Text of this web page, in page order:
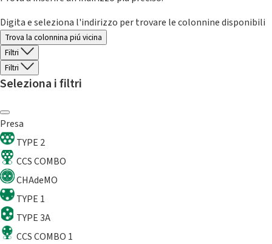
Digita e seleziona l'indirizzo per trovare le colonnine disponibili
Trova la colonnina piú vicina
Filtri
Filtri
Seleziona i filtri
Presa
TYPE 2
CCS COMBO
CHAdeMO
TYPE 1
TYPE 3A
CCS COMBO 1